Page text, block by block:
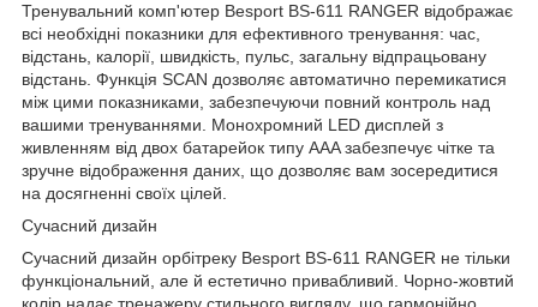
Тренувальний комп'ютер Besport BS-611 RANGER відображає
всі необхідні показники для ефективного тренування: час,
відстань, калорії, швидкість, пульс, загальну відпрацьовану
відстань. Функція SCAN дозволяє автоматично перемикатися
між цими показниками, забезпечуючи повний контроль над
вашими тренуваннями. Монохромний LED дисплей з
живленням від двох батарейок типу AAA забезпечує чітке та
зручне відображення даних, що дозволяє вам зосередитися
на досягненні своїх цілей.
Сучасний дизайн
Сучасний дизайн орбітреку Besport BS-611 RANGER не тільки
функціональний, але й естетично привабливий. Чорно-жовтий